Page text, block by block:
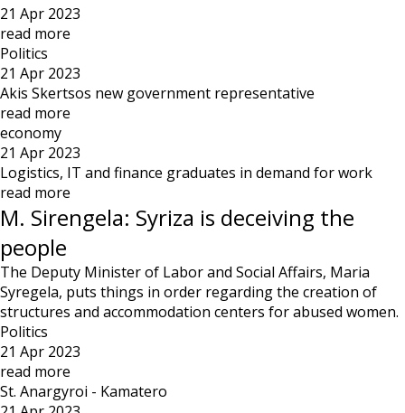
21 Apr 2023
read more
Politics
21 Apr 2023
Akis Skertsos new government representative
read more
economy
21 Apr 2023
Logistics, IT and finance graduates in demand for work
read more
M. Sirengela: Syriza is deceiving the
people
The Deputy Minister of Labor and Social Affairs, Maria
Syregela, puts things in order regarding the creation of
structures and accommodation centers for abused women.
Politics
21 Apr 2023
read more
St. Anargyroi - Kamatero